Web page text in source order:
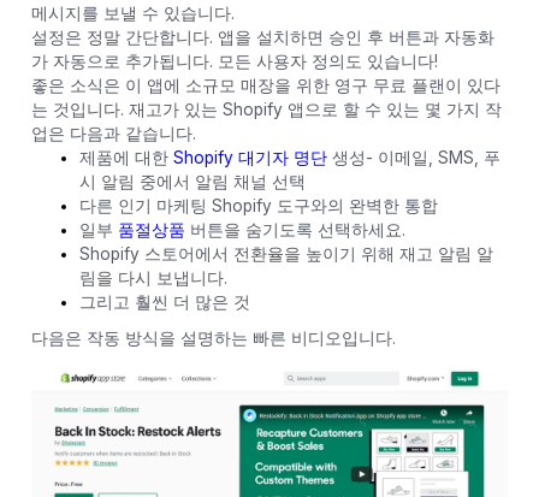
메시지를 보낼 수 있습니다.
설정은 정말 간단합니다. 앱을 설치하면 승인 후 버튼과 자동화
가 자동으로 추가됩니다. 모든 사용자 정의도 있습니다!
좋은 소식은 이 앱에 소규모 매장을 위한 영구 무료 플랜이 있다
는 것입니다. 재고가 있는 Shopify 앱으로 할 수 있는 몇 가지 작
업은 다음과 같습니다.
제품에 대한 Shopify 대기자 명단생성- 이메일, SMS, 푸
시 알림 중에서 알림 채널 선택
다른 인기 마케팅 Shopify 도구와의 완벽한 통합
일부 품절상품 버튼을 숨기도록 선택하세요.
Shopify 스토어에서 전환율을 높이기 위해 재고 알림 알
림을 다시 보냅니다.
그리고 훨씬 더 많은 것
다음은 작동 방식을 설명하는 빠른 비디오입니다.